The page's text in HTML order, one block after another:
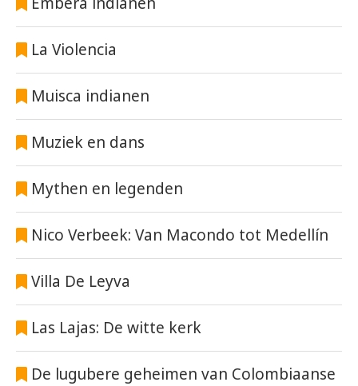
La Violencia
Muisca indianen
Muziek en dans
Mythen en legenden
Nico Verbeek: Van Macondo tot Medellín
Villa De Leyva
Las Lajas: De witte kerk
De lugubere geheimen van Colombiaanse